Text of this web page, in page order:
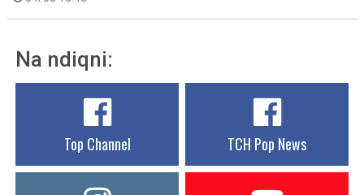
Na ndiqni:
Top Channel TCH Pop News